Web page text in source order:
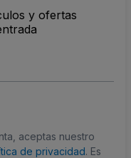
y ofertas
aceptas nuestro
de privacidad. Es